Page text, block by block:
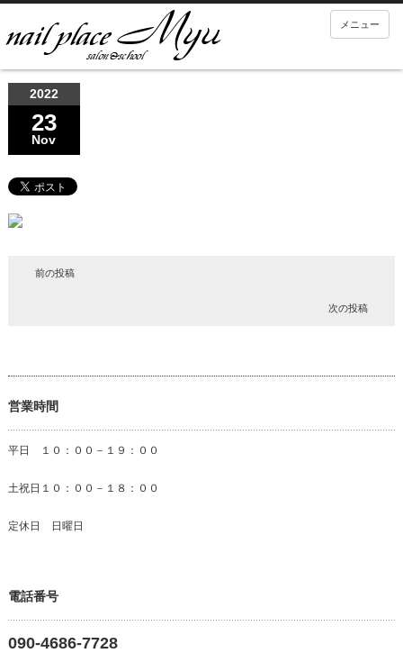
メニュー
2022
23
Nov
前の投稿
次の投稿
営業時間
平日 １０：００－１９：００
土祝日１０：００－１８：００
定休日 日曜日
電話番号
090-4686-7728